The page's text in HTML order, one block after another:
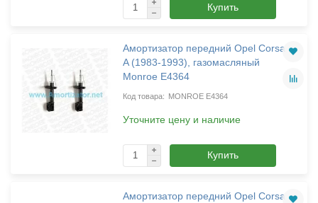
Купить
Амортизатор передний Opel Corsa
A (1983-1993), газомасляный
Monroe E4364
MONROE E4364
Уточните цену и наличие
Купить
Амортизатор передний Opel Corsa